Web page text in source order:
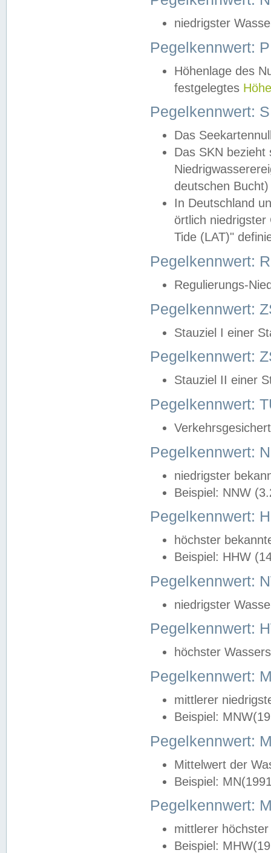
niedrigster
Pegelkennwert:
Höhenlage des
festgelegtes
Pegelkennwert:
Das
Das SKN
deutschen
In Deutschland
örtlich
Tide (LAT)"
Pegelkennwert:
Regulierungs-
Pegelkennwert:
Stauziel I einer
Pegelkennwert:
Stauziel II einer
Pegelkennwert:
Pegelkennwert:
niedrigster
Beispiel: NNW
Pegelkennwert:
höchster
Beispiel: HHW
Pegelkennwert:
niedrigster
Pegelkennwert:
höchster
Pegelkennwert:
mittlerer
Beispiel:
Pegelkennwert:
Mittelwert der
Beispiel:
Pegelkennwert:
mittlerer
Beispiel: